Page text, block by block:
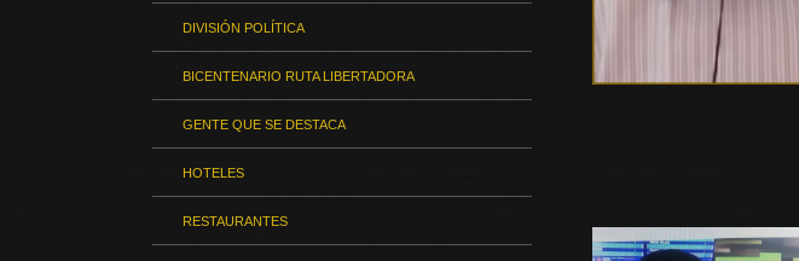
DIVISIÓN POLÍTICA
BICENTENARIO RUTA LIBERTADORA
GENTE QUE SE DESTACA
HOTELES
RESTAURANTES